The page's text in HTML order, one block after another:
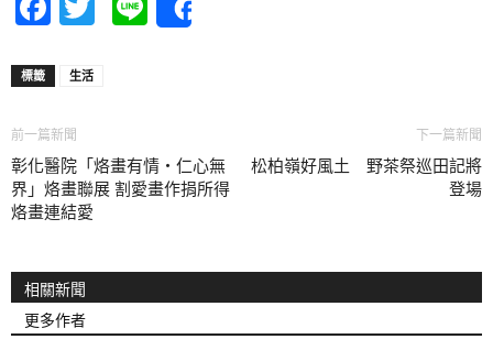
標籤 生活
前一篇新聞
彰化醫院「烙畫有情・仁心無
界」烙畫聯展 割愛畫作捐所得
烙畫連結愛
下一篇新聞
松柏嶺好風土 野茶祭巡田記將
登場
相關新聞
更多作者